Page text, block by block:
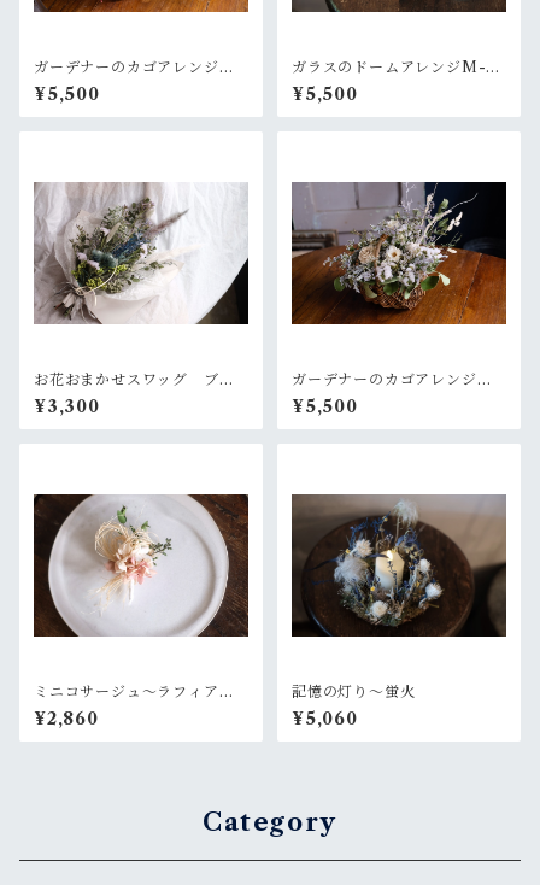
ガーデナーのカゴアレンジM~
ピンク赤色×グリーン【オーダ
ー後制作】
¥5,500
ガラスのドームアレンジM-ラ
ベンダー+ピリッとピンク
¥5,500
お花おまかせスワッグ ブル
ー×グリーン系
¥3,300
ガーデナーのカゴアレンジM~
白×グリーン【オーダー後制
作】
¥5,500
ミニコサージュ〜ラフィアと
ピンク
¥2,860
記憶の灯り〜蛍火
¥5,060
Category